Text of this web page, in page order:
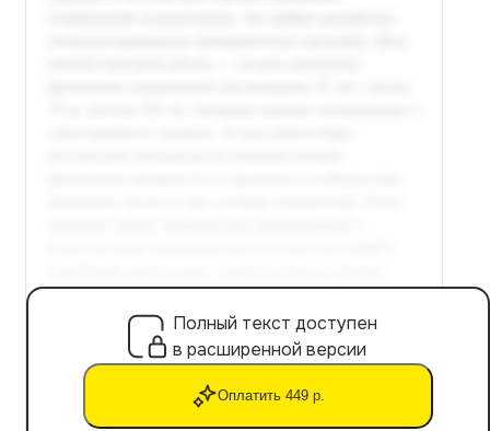
Полный текст доступен
в расширенной версии
Оплатить 449 р.